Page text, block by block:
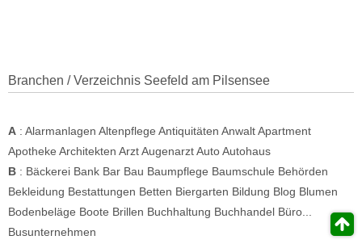
Branchen / Verzeichnis Seefeld am Pilsensee
A : Alarmanlagen Altenpflege Antiquitäten AnwaltApartment
Apotheke Architekten ArztAugenarztAutoAutohaus
B : Bäckerei Bank Bar Bau Baumpflege Baumschule Behörden
Bekleidung Bestattungen Betten Biergarten Bildung Blog Blumen
Bodenbeläge Boote Brillen Buchhaltung Buchhandel Büro...
Busunternehmen